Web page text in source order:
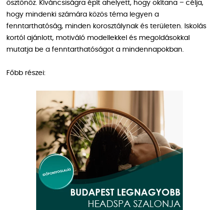
ösztönöz. Kíváncsiságra épít ahelyett, hogy okítana – célja,
hogy mindenki számára közös téma legyen a
fenntarthatóság, minden korosztálynak és területen. Iskolás
kortól ajánlott, motiváló modellekkel és megoldásokkal
mutatja be a fenntarthatóságot a mindennapokban.
Főbb részei: